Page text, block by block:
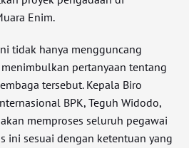
Enim.
tidak hanya mengguncang
pertanyaan tentang
tersebut. Kepala Biro
BPK, Teguh Widodo,
memproses seluruh pegawai
ini sesuai dengan ketentuan yang